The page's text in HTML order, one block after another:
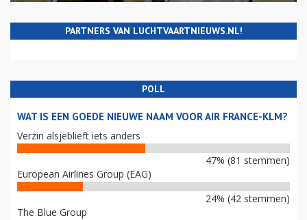
PARTNERS VAN LUCHTVAARTNIEUWS.NL!
POLL
WAT IS EEN GOEDE NIEUWE NAAM VOOR AIR FRANCE-KLM?
Verzin alsjeblieft iets anders
47% (81 stemmen)
European Airlines Group (EAG)
24% (42 stemmen)
The Blue Group